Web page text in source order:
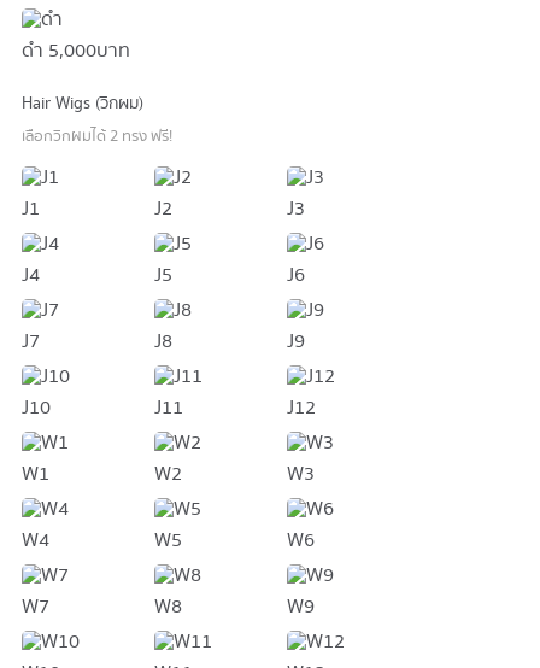
ดำ 5,000 บาท
Hair Wigs (วิกผม)
เลือกวิกผมได้ 2 ทรง ฟรี!
J1 J2 J3
J4 J5 J6
J7 J8 J9
J10 J11 J12
W1 W2 W3
W4 W5 W6
W7 W8 W9